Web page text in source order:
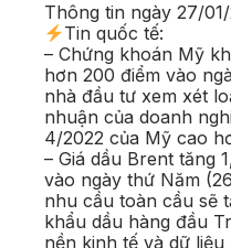
Thông tin ngày 27/
Tin quốc tế:
– Chứng khoán Mỹ
hơn 200 điểm vào
nhà đầu tư xem xét
nhuận của doanh
4/2022 của Mỹ cao
– Giá dầu Brent tăng
vào ngày thứ Năm
nhu cầu toàn cầu sẽ
khẩu dầu hàng đầu
nền kinh tế và dữ